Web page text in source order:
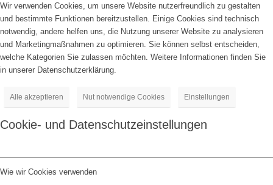
Wir verwenden Cookies, um unsere Website nutzerfreundlich zu gestalten
und bestimmte Funktionen bereitzustellen. Einige Cookies sind technisch
notwendig, andere helfen uns, die Nutzung unserer Website zu analysieren
und Marketingmaßnahmen zu optimieren. Sie können selbst entscheiden,
welche Kategorien Sie zulassen möchten. Weitere Informationen finden Sie
in unserer Datenschutzerklärung.
Alle akzeptieren Nut notwendige Cookies Einstellungen
Cookie- und Datenschutzeinstellungen
Wie wir Cookies verwenden